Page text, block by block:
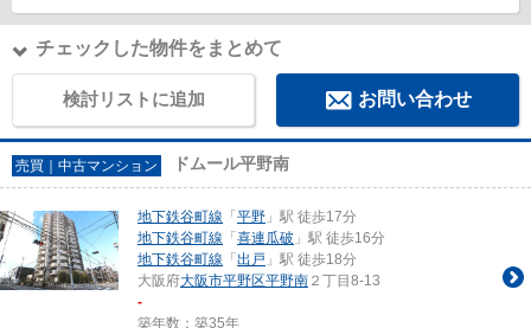
チェックした物件をまとめて
検討リストに追加 お問い合わせ
売買｜中古マンション ドムール平野南
地下鉄谷町線 「 平野 」駅 徒歩17分
地下鉄谷町線 「 喜連瓜破 」駅 徒歩16分
地下鉄谷町線 「 出戸 」駅 徒歩18分
大阪府大阪市平野区平野南 ２丁目8-13
-
築年数：築35年